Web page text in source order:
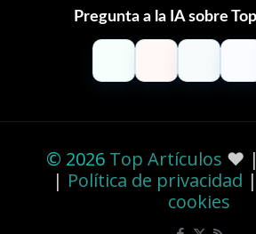
Pregunta a la IA sobre
ChatGPT
Claude
© 2026 Top Artículos ❤️ |
| Política de privacidad |
cookies